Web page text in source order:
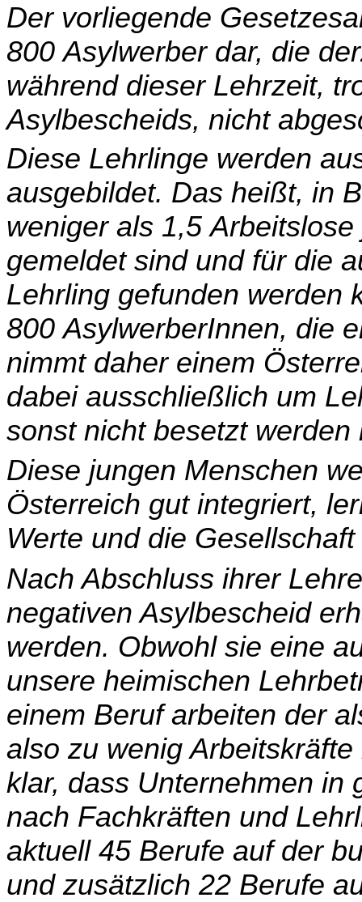
Der vorliegende
800 Asylwerber dar, die
während dieser Lehrzeit,
Asylbescheids, nicht
Diese Lehrlinge werden
ausgebildet. Das heißt, in
weniger als 1,5
ge­meldet sind und für die
Lehrling gefunden werden
800 AsylwerberInnen, die
nimmt daher einem
dabei ausschließlich um
sonst nicht besetzt werden
Diese jungen Menschen
Österreich gut integriert,
Werte und die
Nach Abschluss ihrer
negativen Asylbescheid
werden. Obwohl sie eine
unsere heimischen
einem Beruf arbeiten der
also zu wenig
klar, dass Unternehmen in
nach Fachkräften und
aktuell 45 Berufe auf der
und zusätzlich 22 Berufe